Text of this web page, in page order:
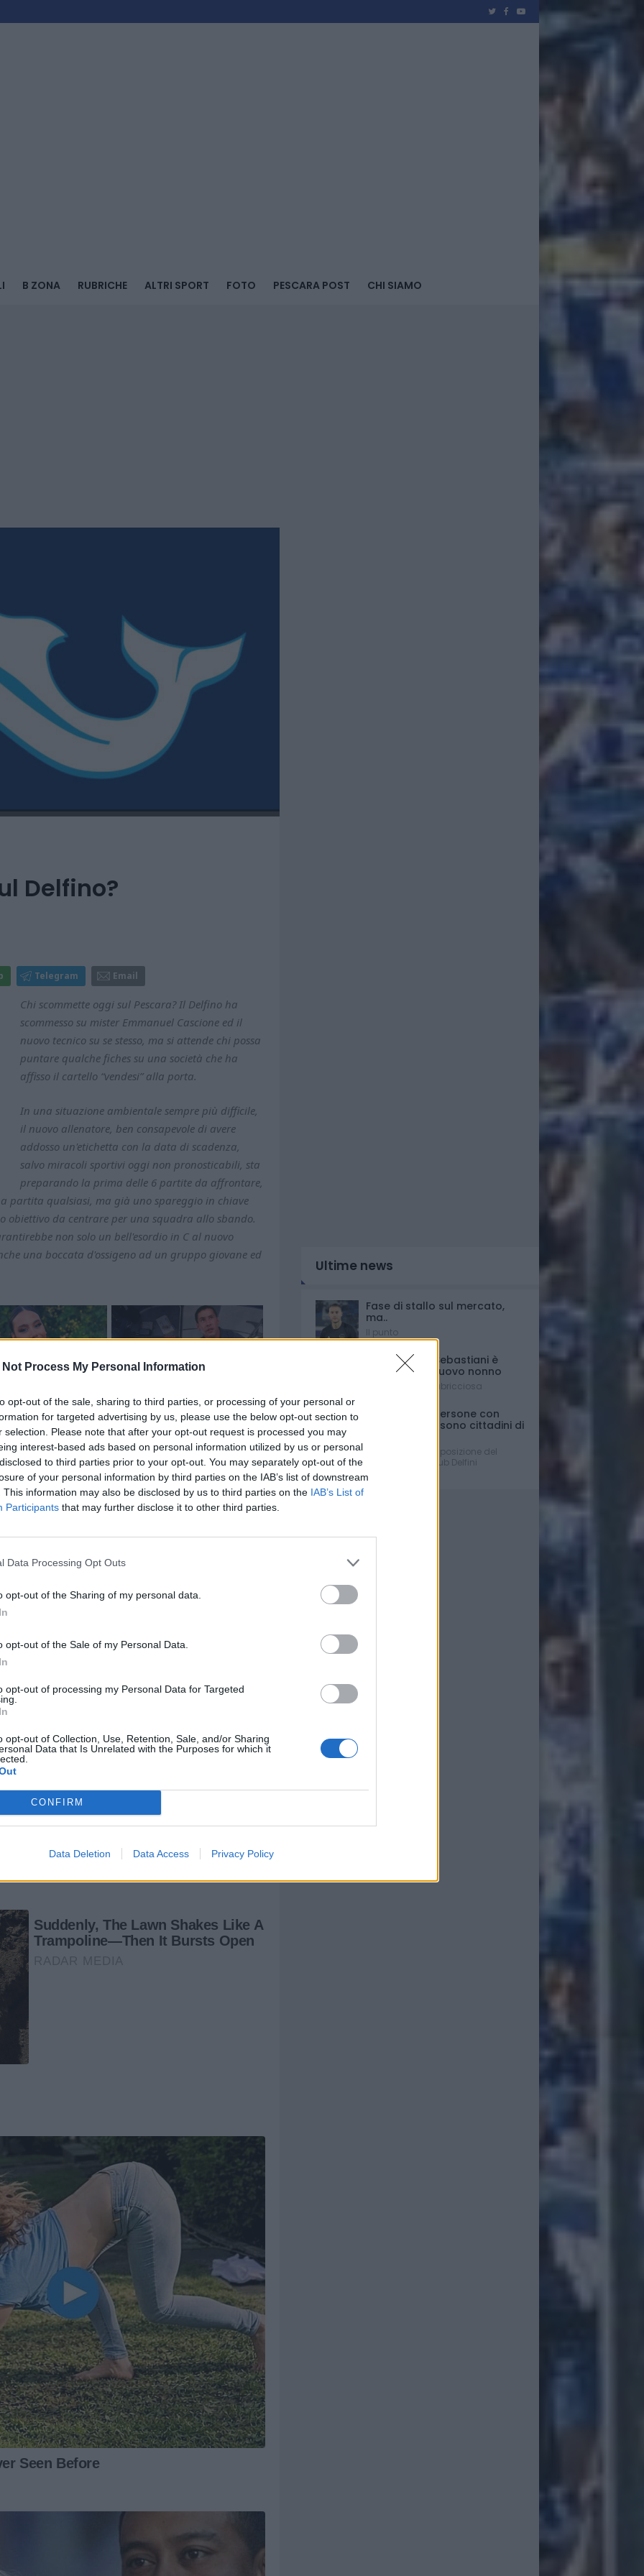
Not Process My Personal Information
opt-out of the sale, sharing to third parties, or processing of your personal or
for targeted advertising by us, please use the below opt-out section to
selection. Please note that after your opt-out request is processed you may
interest-based ads based on personal information utilized by us or personal
to third parties prior to your opt-out. You may separately opt-out of the
of your personal information by third parties on the IAB’s list of downstream
This information may also be disclosed by us to third parties on the IAB’s List of
Participants that may further disclose it to other third parties.
Data Processing Opt Outs
opt-out of the Sharing of my personal data.
opt-out of the Sale of my Personal Data.
opt-out of processing my Personal Data for Targeted
opt-out of Collection, Use, Retention, Sale, and/or Sharing
Data that Is Unrelated with the Purposes for which it
CONFIRM
Data Deletion Data Access Privacy Policy
B ZONA RUBRICHE ALTRI SPORT FOTO PESCARA POST CHI SIAMO
Delfino?
Telegram Email
Chi scommette oggi sul Pescara? Il Delfino ha
scommesso su mister Emmanuel Cascione ed il
nuovo tecnico su se stesso, ma si attende chi possa
puntare qualche fiches su una società che ha
affisso il cartello “vendesi” alla porta.
In una situazione ambientale sempre più difficile,
il nuovo allenatore, ben consapevole di avere
addosso un'etichetta con la data di scadenza,
salvo miracoli sportivi oggi non pronosticabili, sta
preparando la prima delle 6 partite da affrontare,
partita qualsiasi, ma già uno spareggio in chiave
obiettivo da centrare per una squadra allo sbando.
non solo un bell'esordio in C al nuovo
una boccata d'ossigeno ad un gruppo giovane ed
Cuppone-Accornero e quasi certamente mancherà
di schierare terzino destro nella retroguardia a 4
che ultimamente fa acqua da tutte le parti. Oggi
il cambio al termine del primo tempo per un fastidio
circostanza era stato sostituito dal baby Staver, al
forfait appare quasi scontato. In tal caso farebbe
che ha ricominciato a correre ma che non sarà
squalificato Cangiano. La coppia centrale in campo
con terzino destro Pierno. A sinistra c'è il
favorito, esattamente come in mezzo al reparto
Dalla scelta del play dipenderà anche quella
avere un posto assicurato: se dovesse essere
interprete più strutturato fisicamente (Franchini
sull'ex Inter il trainer potrebbe puntare come
e dotato di spunto rapido, ma non un colosso).
i centrocampisti in rosa parta in ultima posizione
sua Nazionale per la sfida da dentro o fuori con la
Ultime news
Fase di stallo sul mercato,
ma..
Il punto
Il presidente Sebastiani è
diventato di nuovo nonno
È nato Lorenzo Labricciosa
Ferrante: "Le persone con
disabilità non sono cittadini di
La dura presa di posizione del
Presidente del Club Delfini
Determinati